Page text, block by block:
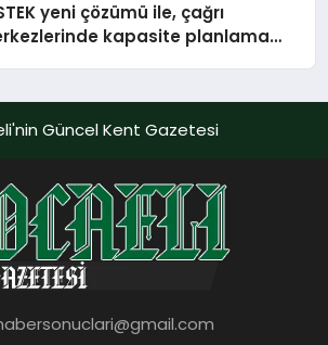
yeni çözümü ile, çağrı
kapasite planlama
Güncel Kent Gazetesi